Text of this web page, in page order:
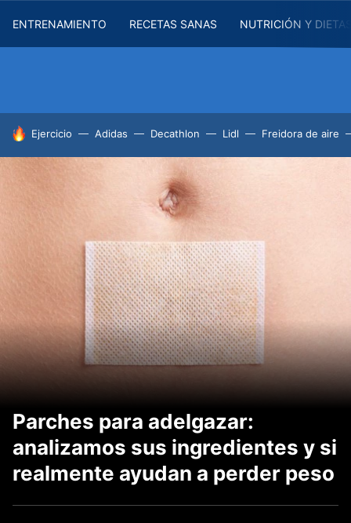
ENTRENAMIENTO RECETAS SANAS NUTRICIÓN Y
HOY SE HABLA DE
Ejercicio Adidas Decathlon Lidl Freidora de aire
Parches para adelgazar:
analizamos sus ingredientes y si
realmente ayudan a perder peso